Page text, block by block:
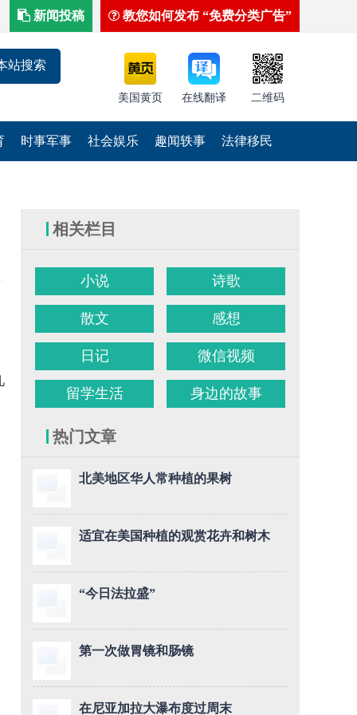
教您如何发布 “免费分类广告”
新闻投稿
美国黄页 在线翻译 二维码
时事军事 社会娱乐 趣闻轶事 法律移民
相关栏目
小说 诗歌
散文 感想
日记 微信视频
留学生活 身边的故事
热门文章
北美地区华人常种植的果树
适宜在美国种植的观赏花卉和树木
“今日法拉盛”
第一次做胃镜和肠镜
在尼亚加拉大瀑布度过周末